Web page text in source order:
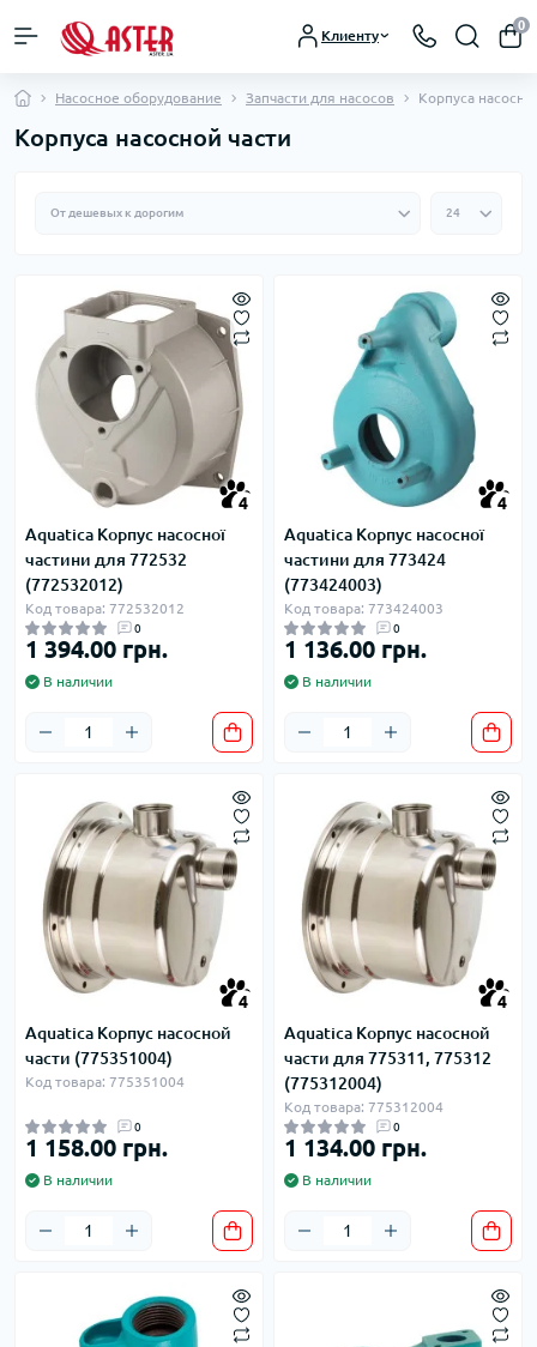
Клиенту
0
Насосное оборудование Запчасти для насосов Корпуса
Корпуса насосной части
4
Aquatica Корпус насосної
частини для 772532
(772532012)
Код товара: 772532012
0
1 394.00 грн.
В наличии
4
Aquatica Корпус насосної
частини для 773424
(773424003)
Код товара: 773424003
0
1 136.00 грн.
В наличии
4
Aquatica Корпус насосной
части (775351004)
Код товара: 775351004
0
1 158.00 грн.
В наличии
4
Aquatica Корпус насосной
части для 775311, 775312
(775312004)
Код товара: 775312004
0
1 134.00 грн.
В наличии